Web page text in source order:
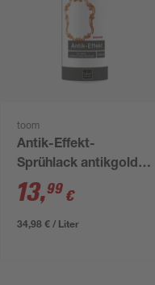
toom
Antik-Effekt-
Sprühlack antikgold
glänzend 400 ml
13,99 €
34,98 € / Liter